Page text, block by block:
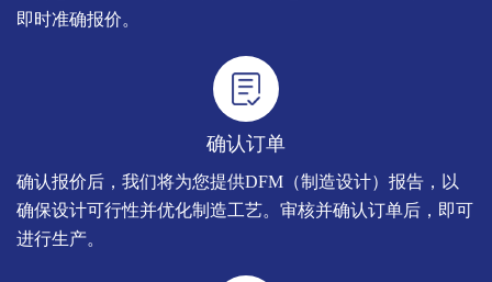
即时准确报价。
确认订单
确认报价后，我们将为您提供DFM（制造设计）报告，以
确保设计可行性并优化制造工艺。审核并确认订单后，即可
进行生产。